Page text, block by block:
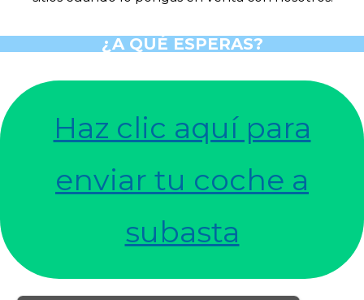
¿A QUÉ ESPERAS?
Haz clic aquí para
enviar tu coche a
subasta